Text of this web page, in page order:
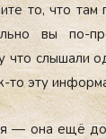
то, что
вы по-
что слы­шали
то эту
— она ещё